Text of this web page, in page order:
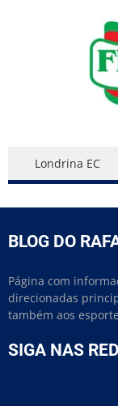
Londrina EC
BLOG DO
Página com
direcionadas
também aos
SIGA NAS